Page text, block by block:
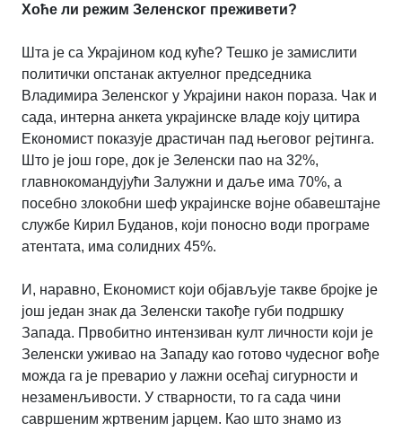
Хоће ли режим Зеленског преживети?
Шта је са Украјином код куће? Тешко је замислити
политички опстанак актуелног председника
Владимира Зеленског у Украјини након пораза. Чак и
сада, интерна анкета украјинске владе коју цитира
Економист показује драстичан пад његовог рејтинга.
Што је још горе, док је Зеленски пао на 32%,
главнокомандујући Залужни и даље има 70%, а
посебно злокобни шеф украјинске војне обавештајне
службе Кирил Буданов, који поносно води програме
атентата, има солидних 45%.
И, наравно, Економист који објављује такве бројке је
још један знак да Зеленски такође губи подршку
Запада. Првобитно интензиван култ личности који је
Зеленски уживао на Западу као готово чудесног вође
можда га је преварио у лажни осећај сигурности и
незаменљивости. У стварности, то га сада чини
савршеним жртвеним јарцем. Као што знамо из